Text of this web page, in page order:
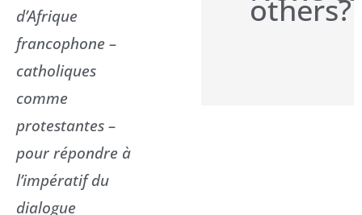
d’Afrique
francophone –
catholiques
comme
protestantes –
pour répondre à
l’impératif du
dialogue
others?